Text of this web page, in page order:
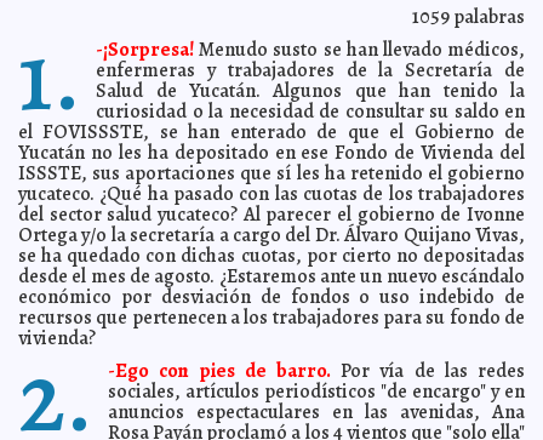
Tragedia turca: homófobo asesina a su hijo gay A7
2012-01-23 12:52:35 Cómo mentir con estadísticas De Varios Autores
2012-01-23 12:51:26 Ejército canadiense cancela pedido de 20,000 pelotas
anti-estrés A7
2012-01-23 12:46:50 Obama centrará su campaña en la economía y el
turismo A7
2012-01-23 12:43:53 Los patios de Servilimpia, cementerio de camiones,
denuncia el regidor Jaime Casanova A7
2012-01-23 12:34:29 Intenso trabajo de precampaña de Rosa Adriana Díaz
2012-01-23 12:08:29 Ratifica México que industria atunera del país
desarrolla una pesca sustentable A7
2012-01-23 12:07:16 Renán Barrera, candidato a alcalde de Mérida
Guillermo
Barrera Fernandez
2012-01-23 11:45:13 Comienza el contragolpe a la agenda LGBT de Obama
Guillermo Barrera Fernandez
2012-01-23 10:08:12 Exámenes simultáneos para supervisores y
1059palabras
1. -¡Sorpresa!Menudo susto se han llevado médicos,
enfermeras y trabajadores de la Secretaría de
Salud de Yucatán. Algunos que han tenido la
curiosidad o la necesidad de consultar su saldo en
el FOVISSSTE, se han enterado de que el Gobierno de
Yucatán no les ha depositado en ese Fondo de Vivienda del
ISSSTE, sus aportaciones que sí les ha retenido el gobierno
yucateco. ¿Qué ha pasado con las cuotas de los trabajadores
del sector salud yucateco? Al parecer el gobierno de Ivonne
Ortega y/o la secretaría a cargo del Dr. Álvaro Quijano Vivas,
se ha quedado con dichas cuotas, por cierto no depositadas
desde el mes de agosto. ¿Estaremos ante un nuevo escándalo
económico por desviación de fondos o uso indebido de
recursos que pertenecen a los trabajadores para su fondo de
vivienda?
2. -Ego con pies de barro. Por vía de las redes
sociales, artículos periodísticos "de encargo" y en
anuncios espectaculares en las avenidas, Ana
Rosa Payán proclamó a los 4 vientos que "solo ella"